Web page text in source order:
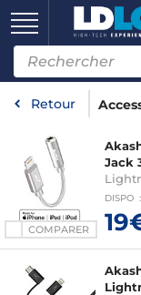
Retour
COMPARER
Jack
DISPO :